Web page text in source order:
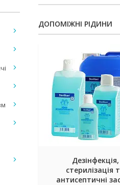
ДОПОМІЖНІ РІДИНИ
Дезінфекція,
стерилізація
антисептичні